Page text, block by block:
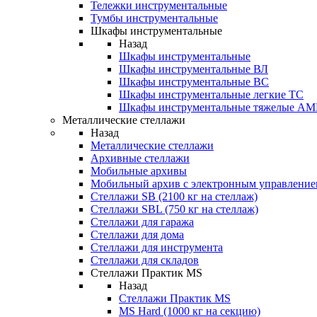
Тележки инструментальные
Тумбы инструментальные
Шкафы инструментальные
Назад
Шкафы инструментальные
Шкафы инструментальные ВЛ
Шкафы инструментальные ВС
Шкафы инструментальные легкие ТС
Шкафы инструментальные тяжелые
Металлические стеллажи
Назад
Металлические стеллажи
Архивные стеллажи
Мобильные архивы
Мобильный архив с электронным
Стеллажи SB (2100 кг на стеллаж)
Стеллажи SBL (750 кг на стеллаж)
Стеллажи для гаража
Стеллажи для дома
Стеллажи для инструмента
Стеллажи для складов
Стеллажи Практик MS
Назад
Стеллажи Практик MS
MS Hard (1000 кг на секцию)